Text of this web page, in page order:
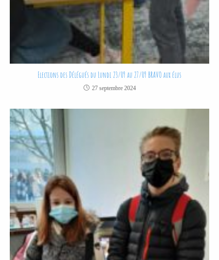
Elections des Délégués du Lundi 23/09 au 27/09 BRAVO aux élus
27 septembre 2024